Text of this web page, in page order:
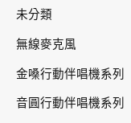
未分類
無線麥克風
金嗓行動伴唱機系列
音圓行動伴唱機系列